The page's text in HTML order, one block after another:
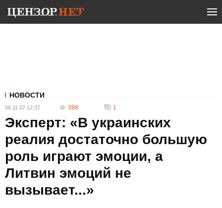
НОВОСТИ
06.11.07 12:37 388 1
Эксперт: «В украинских
реалия достаточно большую
роль играют эмоции, а
Литвин эмоций не
вызывает...»